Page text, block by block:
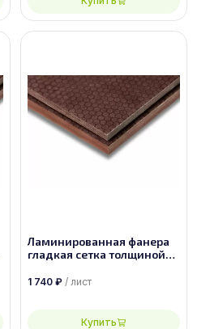
Ламинированная фанера
гладкая сетка толщиной
2500х1250, сорт 1/1
1 740 ₽ / лист
Купить